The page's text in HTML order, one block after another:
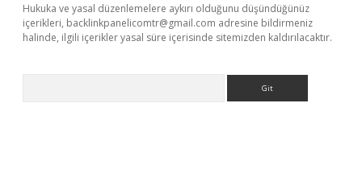
Hukuka ve yasal düzenlemelere aykırı olduğunu düşündüğünüz
içerikleri, backlinkpanelicomtr@gmail.com adresine bildirmeniz
halinde, ilgili içerikler yasal süre içerisinde sitemizden kaldırılacaktır.